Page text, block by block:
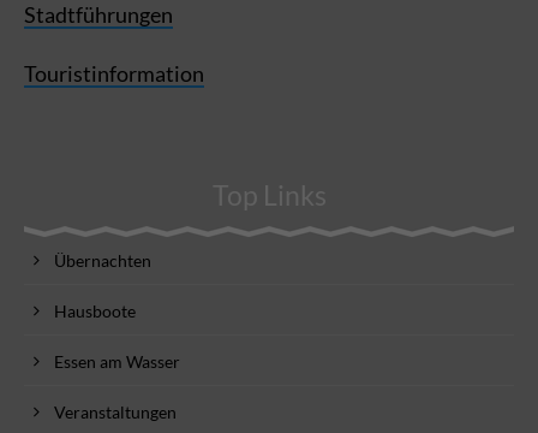
Stadtführungen
Touristinformation
Top Links
Übernachten
Hausboote
Essen am Wasser
Veranstaltungen